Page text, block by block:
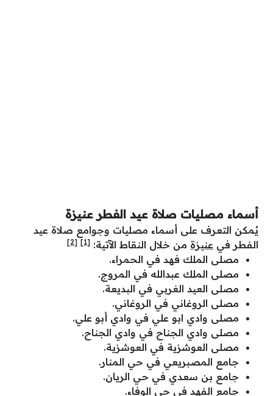
أسماء مصليات صلاة عيد الفطر عنيزة
يُمكن التعرف على أسماء مصليات وجوامع صلاة عيد
الفطر في عنيزة من خلال النقاط الآتية: [1]
[2]
مصلى الملك فهد في الحمراء.
مصلى الملك عبدالله في المروج.
مصلى العيد الغربي في البديعة.
مصلى الروغاني في الروغاني.
مصلى وادي ابو علي في وادي أبو علي.
مصلى وادي الجناح في وادي الجناح.
مصلى العوشزية في العوشزية.
جامع المصبريعي في حي المنار.
جامع بن سعدي في حي الريان.
جامع الفهد في حي الوفاء.